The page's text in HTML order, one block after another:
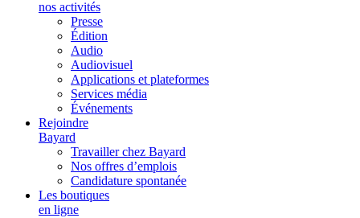
nos activités
Presse
Édition
Audio
Audiovisuel
Applications et plateformes
Services média
Événements
Rejoindre
Bayard
Travailler chez Bayard
Nos offres d’emplois
Candidature spontanée
Les boutiques
en ligne